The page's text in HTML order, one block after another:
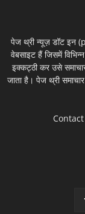
पेज थ्री न्यूज़ डॉट इन
वेबसाइट हैं जिसमें विभिन्न
इक्कट्ठी कर उसे समाचार
जाता है। पेज थ्री